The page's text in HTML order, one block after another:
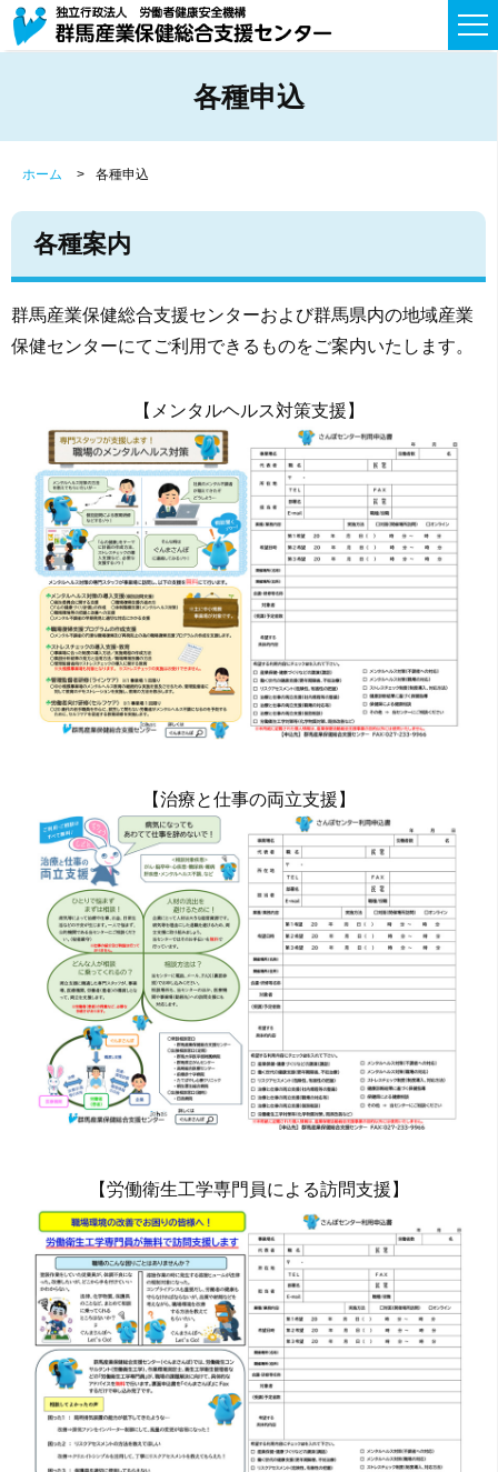
各種申込
ホーム 各種申込
各種案内
群馬産業保健総合支援センターおよび群馬県内の地域産業
保健センターにてご利用できるものをご案内いたします。
【メンタルヘルス対策支援】
【治療と仕事の両立支援】
【労働衛生工学専門員による訪問支援】